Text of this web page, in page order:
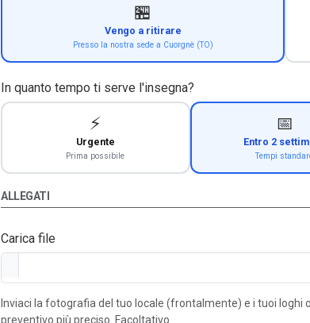
🏪
Vengo a ritirare
Presso la nostra sede a Cuorgnè (TO)
In quanto tempo ti serve l'insegna?
⚡
Urgente
Prima possibile
📅
Entro 2
Tempi
ALLEGATI
Carica file
Inviaci la fotografia del tuo locale (frontalmente) e i tuoi
preventivo più preciso. Facoltativo.